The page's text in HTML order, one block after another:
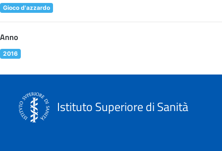
Gioco d'azzardo
Anno
2016
Istituto Superiore di Sanità